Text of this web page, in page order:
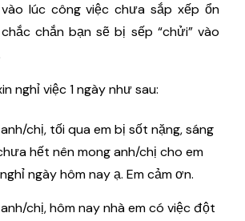
lúc công việc chưa sắp xếp ổn
chắn bạn sẽ bị sếp “chửi” vào
nghỉ việc 1 ngày như sau:
chị, tối qua em bị sốt nặng, sáng
hết nên mong anh/chị cho em
ngày hôm nay ạ. Em cảm ơn.
chị, hôm nay nhà em có việc đột